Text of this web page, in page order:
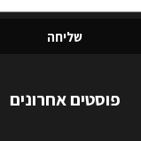
שליחה
פוסטים אחרונים